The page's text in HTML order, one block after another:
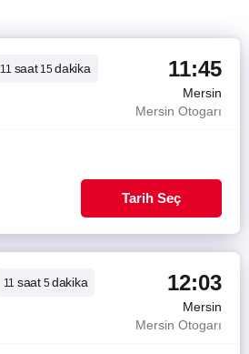
11 saat15dakika 11:45
Mersin
Mersin Otogarı
Tarih Seç
11 saat5dakika 12:03
Mersin
Mersin Otogarı